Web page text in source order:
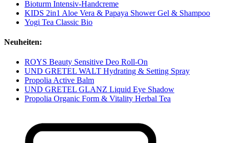
Bioturm Intensiv-Handcreme
KIDS 2in1 Aloe Vera & Papaya Shower Gel & Shampoo
Yogi Tea Classic Bio
Neuheiten:
ROYS Beauty Sensitive Deo Roll-On
UND GRETEL WALT Hydrating & Setting Spray
Propolia Active Balm
UND GRETEL GLANZ Liquid Eye Shadow
Propolia Organic Form & Vitality Herbal Tea